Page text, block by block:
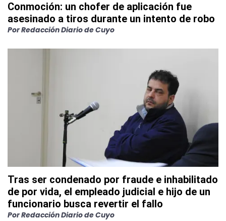
Conmoción: un chofer de aplicación fue
asesinado a tiros durante un intento de robo
PorRedacción Diario de Cuyo
Tras ser condenado por fraude e inhabilitado
de por vida, el empleado judicial e hijo de un
funcionario busca revertir el fallo
PorRedacción Diario de Cuyo